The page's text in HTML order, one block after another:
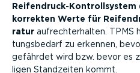
Reifen­druck-­Kon­troll­system
korrekten Werte für
ratur aufrecht­er­halten. TPMS
tungs­bedarf zu erkennen,
gefährdet wird bzw. bevor es
ligen Standzeiten kommt.